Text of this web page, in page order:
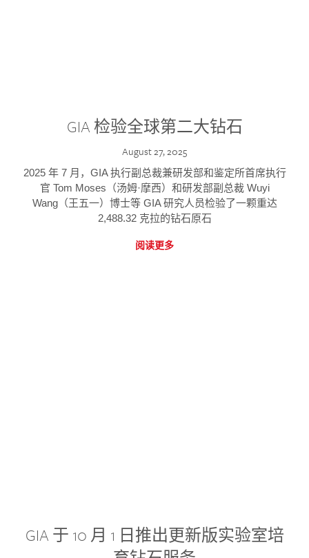
GIA 检验全球第二大钻石
August 27, 2025
2025 年 7 月，GIA 执行副总裁兼研发部和鉴定所首席执行
官 Tom Moses（汤姆·摩西）和研发部副总裁 Wuyi
Wang（王五一）博士等 GIA 研究人员检验了一颗重达
2,488.32 克拉的钻石原石
阅读更多
GIA 于 10 月 1 日推出更新版实验室培